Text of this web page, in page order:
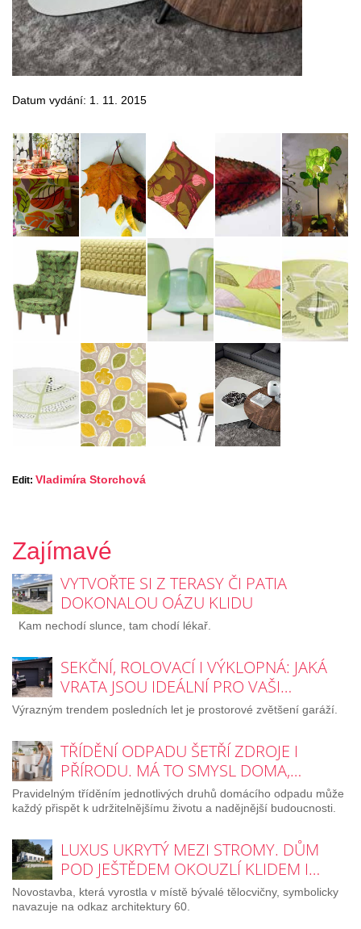
Datum vydání: 1. 11. 2015
Edit: Vladimíra Storchová
Zajímavé
VYTVOŘTE SI Z TERASY ČI PATIA
DOKONALOU OÁZU KLIDU
Kam nechodí slunce, tam chodí lékař.
SEKČNÍ, ROLOVACÍ I VÝKLOPNÁ: JAKÁ
VRATA JSOU IDEÁLNÍ PRO VAŠI…
Výrazným trendem posledních let je prostorové zvětšení garáží.
TŘÍDĚNÍ ODPADU ŠETŘÍ ZDROJE I
PŘÍRODU. MÁ TO SMYSL DOMA,…
Pravidelným tříděním jednotlivých druhů domácího odpadu může
každý přispět k udržitelnějšímu životu a nadějnější budoucnosti.
LUXUS UKRYTÝ MEZI STROMY. DŮM
POD JEŠTĚDEM OKOUZLÍ KLIDEM I…
Novostavba, která vyrostla v místě bývalé tělocvičny, symbolicky
navazuje na odkaz architektury 60.